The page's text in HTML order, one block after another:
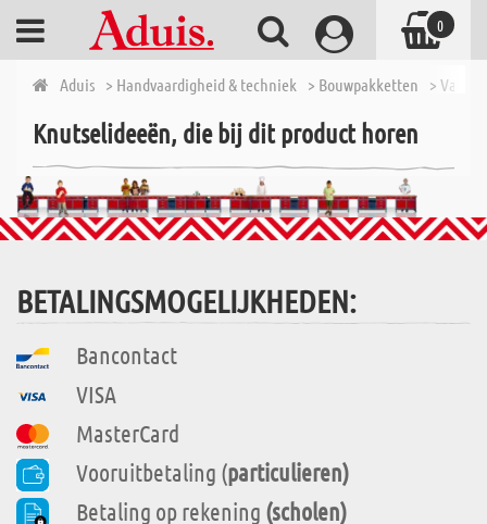
Aduis > Handvaardigheid & techniek > Bouwpakketten > Van 7
Knutselideeën, die bij dit product horen
BETALINGSMOGELIJKHEDEN:
Bancontact
VISA
MasterCard
Vooruitbetaling (particulieren)
Betaling op rekening (scholen)
0